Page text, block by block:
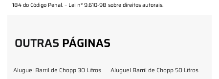
184 do Código Penal. – Lei n° 9.610-98 sobre direitos autorais.
OUTRAS PÁGINAS
Aluguel Barril de Chopp 30 Litros
Aluguel Barril de Chopp 50 Litros